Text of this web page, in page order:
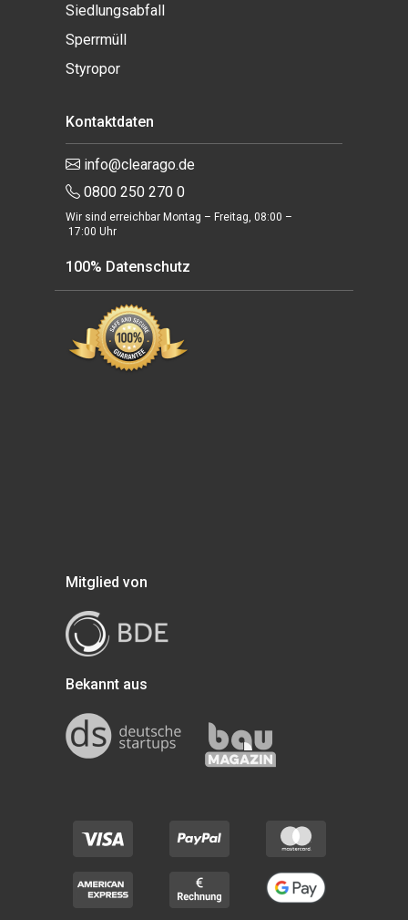
Siedlungsabfall
Sperrmüll
Styropor
Kontaktdaten
info@clearago.de
0800 250 270 0
Wir sind erreichbar Montag – Freitag, 08:00 –
17:00 Uhr
100% Datenschutz
Mitglied von
Bekannt aus